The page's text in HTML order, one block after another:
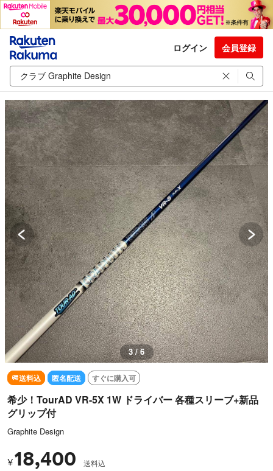
ログイン 会員登録
3 / 6
送料込 匿名配送 すぐに購入可
希少！TourAD VR-5X 1W ドライバー 各種スリーブ+新品
グリップ付
Graphite Design
¥18,400 送料込